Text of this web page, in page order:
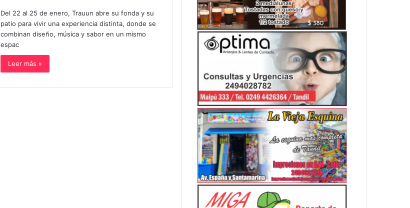
Del 22 al 25 de enero, Trauun abre su fonda y su
patio para vivir una experiencia distinta, donde se
combinan diseño, música y sabor en un mismo
espac
Leer más »